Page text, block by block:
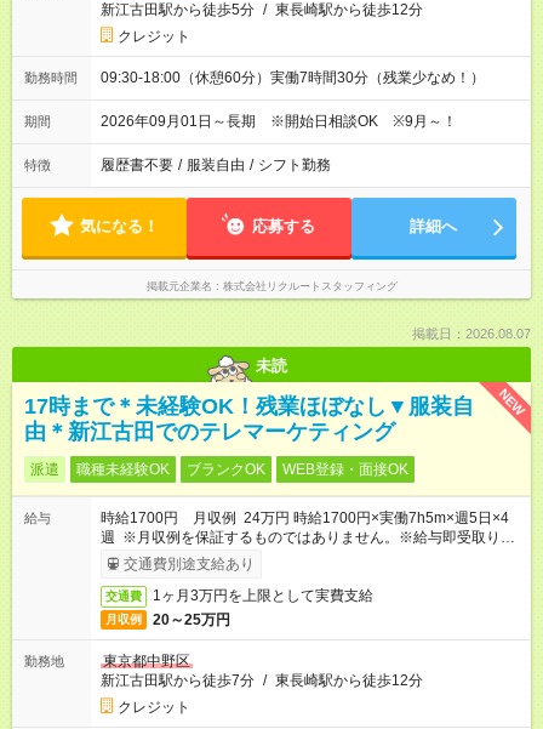
新江古田駅から徒歩5分 / 東長崎駅から徒歩12分
クレジット
勤務時間 09:30-18:00（休憩60分）実働7時間30分（残業少なめ！）
期間 2026年09月01日～長期 ※開始日相談OK ※9月～！
特徴 履歴書不要 / 服装自由 / シフト勤務
気になる！ 応募する 詳細へ
掲載元企業名 株式会社リクルートスタッフィング
掲載日：2026.08.07
未読
NEW
17時まで＊未経験OK！残業ほぼなし▼服装自
由＊新江古田でのテレマーケティング
派遣 職種未経験OK ブランクOK WEB登録・面接OK
給与
時給1700円 月収例 24万円 時給1700円×実働7h5m×週5日×4
週 ※月収例を保証するものではありません。※給与即受取りサ
ービス利用可（利用条件有）
交通費別途支給あり
交通費 1ヶ月3万円を上限として実費支給
月収例 20～25万円
勤務地
東京都中野区
新江古田駅から徒歩7分 / 東長崎駅から徒歩12分
クレジット